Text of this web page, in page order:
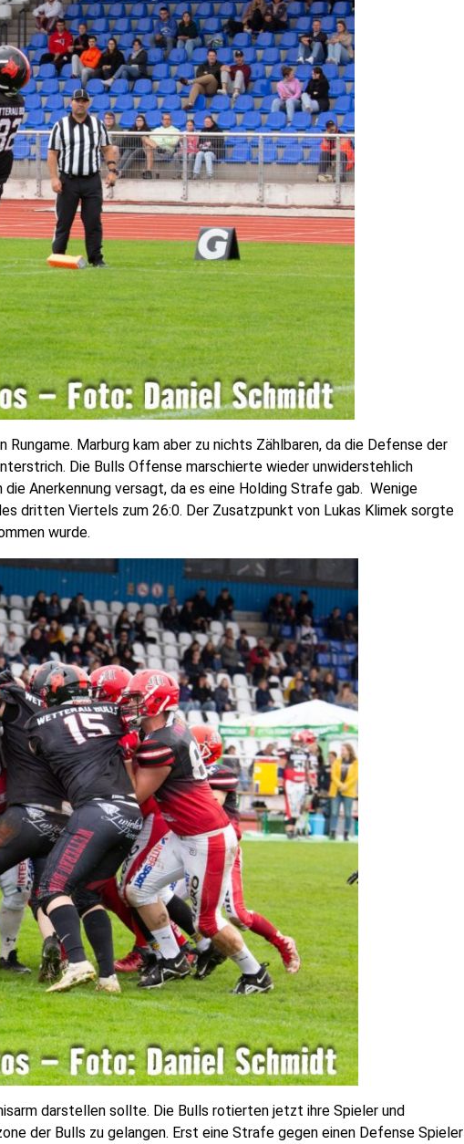
Marburg kam aber zu nichts Zählbaren, da die Defense der
Die Bulls Offense marschierte wieder unwiderstehlich
die Anerkennung versagt, da es eine Holding Strafe gab. Wenige
dritten Viertels zum 26:0. Der Zusatzpunkt von Lukas Klimek sorgte
wurde.
darstellen sollte. Die Bulls rotierten jetzt ihre Spieler und
der Bulls zu gelangen. Erst eine Strafe gegen einen Defense Spieler